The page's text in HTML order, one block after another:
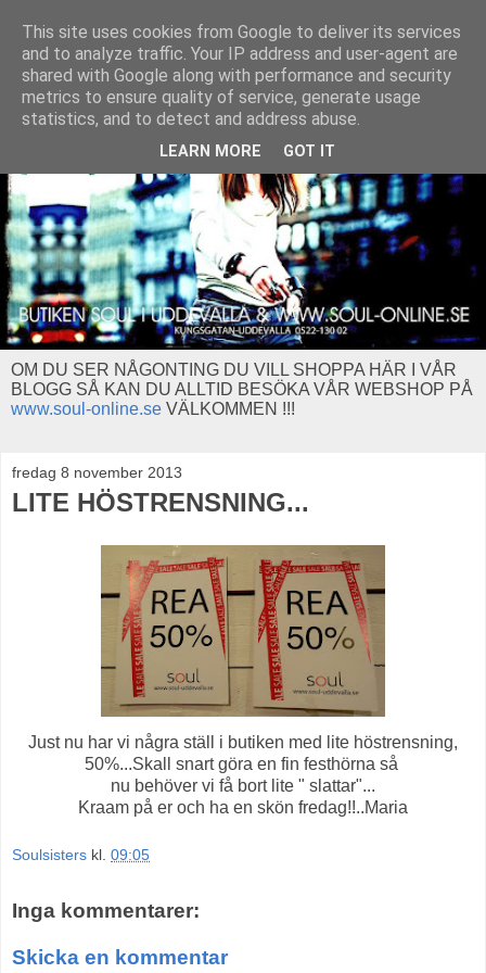
OM DU SER NÅGONTING DU VILL SHOPPA HÄR I VÅR
BLOGG SÅ KAN DU ALLTID BESÖKA VÅR WEBSHOP PÅ
www.soul-online.se VÄLKOMMEN !!!
fredag 8 november 2013
LITE HÖSTRENSNING...
Just nu har vi några ställ i butiken med lite höstrensning,
50%...Skall snart göra en fin festhörna så
nu behöver vi få bort lite " slattar"...
Kraam på er och ha en skön fredag!!..Maria
Soulsisters kl. 09:05
Inga kommentarer:
Skicka en kommentar
This site uses cookies from Google to deliver its services
and to analyze traffic. Your IP address and user-agent are
shared with Google along with performance and security
metrics to ensure quality of service, generate usage
statistics, and to detect and address abuse.
LEARN MORE GOT IT